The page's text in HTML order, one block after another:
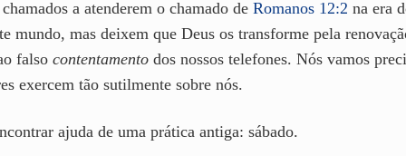
a atenderem o chamado de Romanos 12:2 na era
mundo, mas deixem que Deus os transforme pela
falso contentamento dos nossos telefones. Nós vamos
exercem tão sutilmente sobre nós.
ajuda de uma prática antiga: sábado.